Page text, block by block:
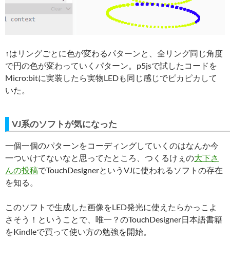
↑はリングごとに色が変わるパターンと、全リング同じ角度
で円の色が変わっていくパターン。p5jsで試したコードを
Micro:bitに実装したら実物LEDも同じ感じでピカピカして
いた。
VJ系のソフトが気になった
一個一個のパターンをコーディングしていくのはなんか今
一ついけてないなと思ってたところ、つくるけぇの大下さ
んの投稿でTouchDesignerというVJに使われるソフトの存在
を知る。
このソフトで生成した画像をLED発光に使えたらかっこよ
さそう！ということで、唯一？のTouchDesigner日本語書籍
をKindleで買って使い方の勉強を開始。